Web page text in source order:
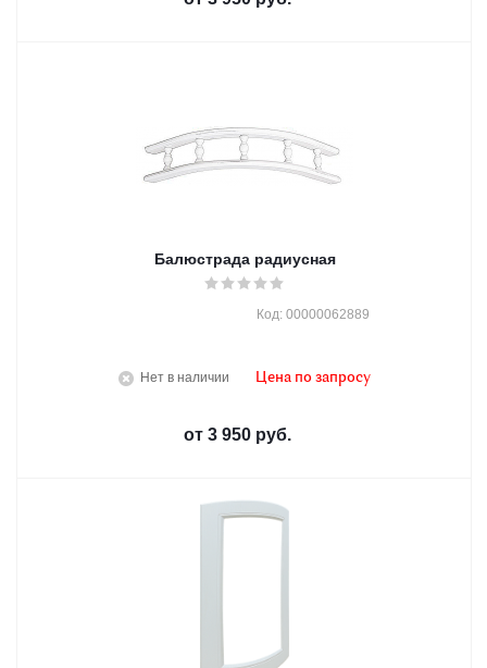
Балюстрада радиусная
Нет в наличии
Код: 00000062889
Цена по запросу
от 3 950 руб.